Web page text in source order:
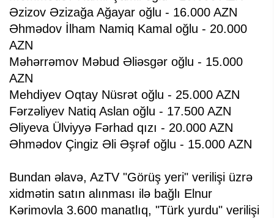
Əzizov Əzizağa Ağayar oğlu - 16.000 AZN
Əhmədov İlham Namiq Kamal oğlu - 20.000
AZN
Məhərrəmov Məbud Əliəsgər oğlu - 15.000
AZN
Mehdiyev Oqtay Nüsrət oğlu - 25.000 AZN
Fərzəliyev Natiq Aslan oğlu - 17.500 AZN
Əliyeva Ülviyyə Fərhad qızı - 20.000 AZN
Əhmədov Çingiz Əli Əşrəf oğlu - 15.000 AZN
Bundan əlavə, AzTV "Görüş yeri" verilişi üzrə
xidmətin satın alınması ilə bağlı Elnur
Kərimovla 3.600 manatlıq, "Türk yurdu" verilişi